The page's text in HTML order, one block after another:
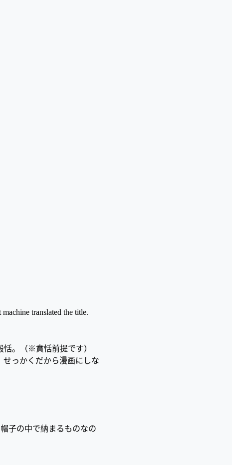
translated the title.
恬。（※賁恬前提です）
っかくだから漫画にしな
子の中で納まるものなの